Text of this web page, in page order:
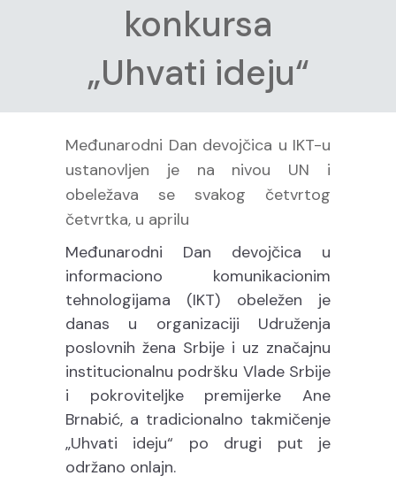
konkursa
„Uhvati ideju“
Međunarodni Dan devojčica u IKT-u
ustanovljen je na nivou UN i
obeležava se svakog četvrtog
četvrtka, u aprilu
Međunarodni Dan devojčica u
informaciono komunikacionim
tehnologijama (IKT) obeležen je
danas u organizaciji Udruženja
poslovnih žena Srbije i uz značajnu
institucionalnu podršku Vlade Srbije
i pokroviteljke premijerke Ane
Brnabić, a tradicionalno takmičenje
„Uhvati ideju“ po drugi put je
održano onlajn.